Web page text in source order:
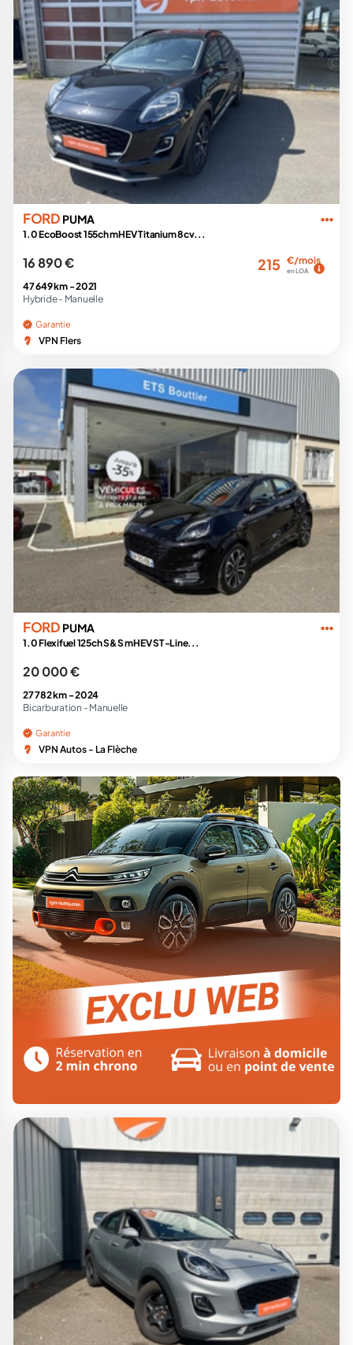
FORD PUMA
1.0 EcoBoost 155ch mHEV Titanium 8cv...
16 890 € 215 €/mois
en LOA
47 649 km -2021
Hybride - Manuelle
Garantie
VPN Flers
FORD PUMA
1.0 Flexifuel 125ch S&S mHEV ST-Line...
20 000 €
27 782 km -2024
Bicarburation - Manuelle
Garantie
VPN Autos - La Flèche